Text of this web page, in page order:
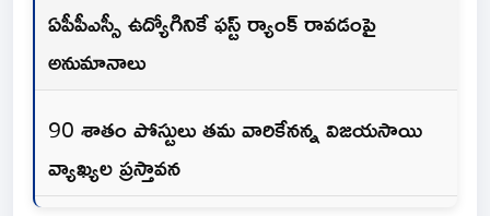
ఏపీపీఎస్సీ ఉద్యోగినికే ఫస్ట్ ర్యాంక్ రావడంపై
అనుమానాలు
90 శాతం పోస్టులు తమ వారికేనన్న విజయసాయి
వ్యాఖ్యల ప్రస్తావన